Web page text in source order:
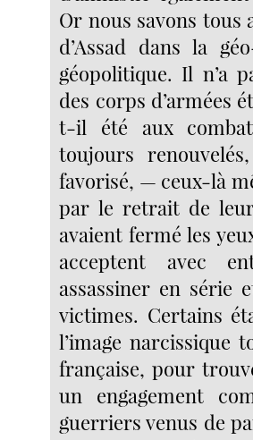
Or nous savons tous
d’Assad dans la
géopolitique. Il n’a
des corps d’armées
t-il été aux
toujours
favorisé, — ceux-là
par le retrait de
avaient fermé les
acceptent avec
assassiner en série
victimes. Certains
l’image narcissique
française, pour
un engagement
guerriers venus de